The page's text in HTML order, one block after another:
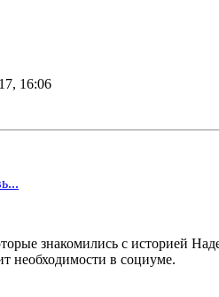
16:06
знакомились с историей
необходимости в социуме.